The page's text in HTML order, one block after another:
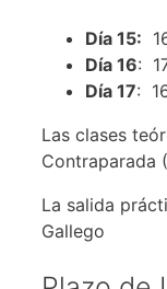
Día 15:
Día 16:
Día 17:
Las clases
Contraparada
La salida
Gallego